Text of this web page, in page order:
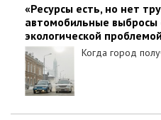
«Ресурсы есть, но нет
автомобильные выбросы
экологической
Когда город